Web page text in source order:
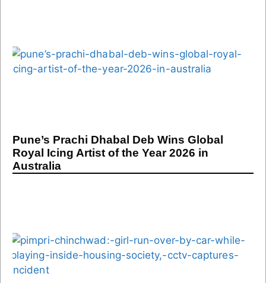
Pune’s Prachi Dhabal Deb Wins Global
Royal Icing Artist of the Year 2026 in
Australia